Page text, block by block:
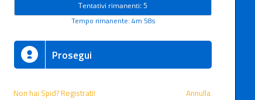
Tentativi rimanenti: 5
Tempo rimanente: 4m 57s
Prosegui
Non hai Spid? Registrati!
Annulla